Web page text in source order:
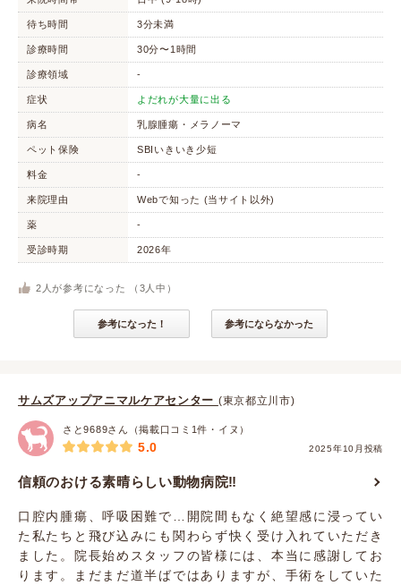
待ち時間 3分未満
診療時間 30分〜1時間
診療領域 -
症状 よだれが大量に出る
病名 乳腺腫瘍・メラノーマ
ペット保険 SBIいきいき少短
料金 -
来院理由 Webで知った (当サイト以外)
薬 -
受診時期 2026年
2 人が参考になった （ 3 人中）
参考になった！ 参考にならなかった
サムズアップアニマルケアセンター (東京都立川市)
さと9689さん（掲載口コミ1件・イヌ）
2025年10月投稿
5.0
信頼のおける素晴らしい動物病院‼️
口腔内腫瘍、呼吸困難で…開院間もなく絶望感に浸ってい
た私たちと飛び込みにも関わらず快く受け入れていただき
ました。院長始めスタッフの皆様には、本当に感謝してお
ります。まだまだ道半ばではありますが、手術をしていた